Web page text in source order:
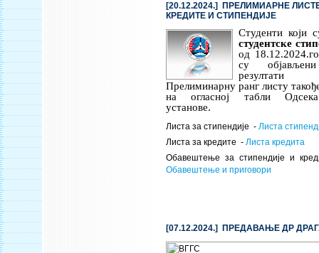
[20.12.2024.] ПРЕЛИМИАРНЕ
КРЕДИТЕ И СТИПЕНДИЈЕ
Студенти који
студентске
од
су
Прелиминарну ранг листу
на огласној табли Одсека
установе.
Листа за стипендије - Листа
Листа за кредите - Листа кредита
Обавештење за стипендије и
Обавештење и приговори
[07.12.2024.] ПРЕДАВАЊЕ ДР